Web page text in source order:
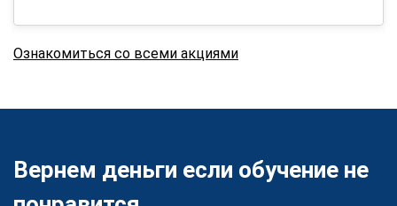
Ознакомиться со всеми акциями
Вернем деньги если обучение не